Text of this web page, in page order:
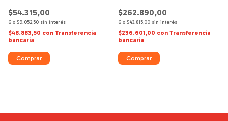
$54.315,00
6 x $9.052,50 sin interés
$48.883,50 con Transferencia
bancaria
Comprar
$262.890,00
6 x $43.815,00 sin interés
$236.601,00 con Transferencia
bancaria
Comprar